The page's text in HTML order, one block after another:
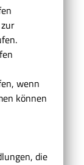
wenn
können
die